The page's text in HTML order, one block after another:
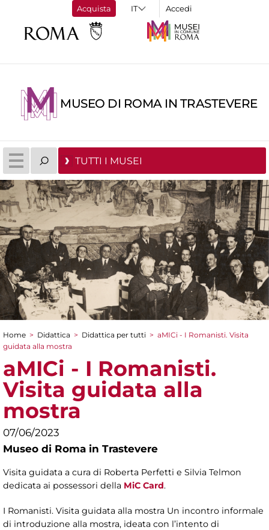
Acquista Accedi
MUSEO DI ROMA IN TRASTEVERE
TUTTI I MUSEI
Tu sei qui
Home > Didattica > Didattica per tutti > aMICi - I Romanisti. Visita
guidata alla mostra
aMICi - I Romanisti.
Visita guidata alla
mostra
07/06/2023
Museo di Roma in Trastevere
Visita guidata a cura di Roberta Perfetti e Silvia Telmon
dedicata ai possessori della MiC Card.
I Romanisti. Visita guidata alla mostra Un incontro informale
di introduzione alla mostra, ideata con l’intento di